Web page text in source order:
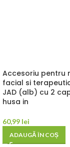
Accesoriu pentru
facial si
JAD (alb) cu 2
husa in
60,99 lei
ADAUGĂ ÎN COȘ